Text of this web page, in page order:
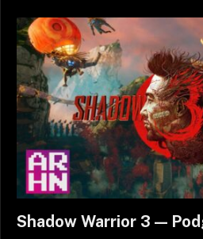
Shadow Warrior 3 —